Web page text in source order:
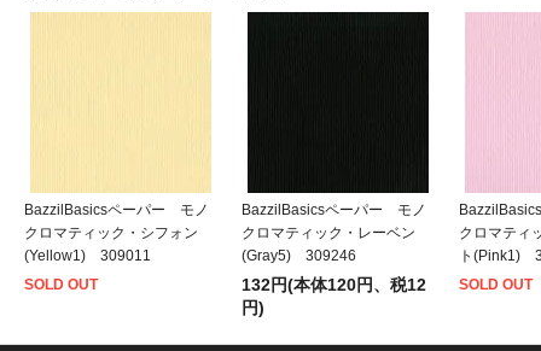
BazzilBasicsペーパー モノ
クロマティック・シフォン
(Yellow1) 309011
SOLD OUT
BazzilBasicsペーパー モノ
クロマティック・レーベン
(Gray5) 309246
132円(本体120円、税12
円)
クロマティ
ト(Pink1)
SOLD OUT